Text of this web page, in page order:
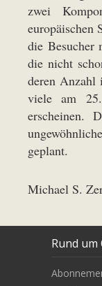
zwei
europäischen
die Besucher
die nicht
deren Anzahl
viele am
erscheinen.
geplant.
Michael S.
Rund um